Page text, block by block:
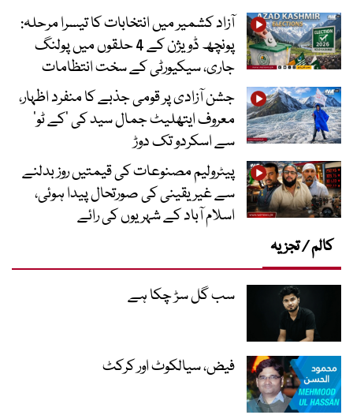
آزاد کشمیر میں انتخابات کا تیسرا مرحلہ:
پونچھ ڈویژن کے 4 حلقوں میں پولنگ
جاری، سیکیورٹی کے سخت انتظامات
جشن آزادی پر قومی جذبے کا منفرد اظہار،
معروف ایتھلیٹ جمال سید کی ’کے ٹو‘
سے اسکردو تک دوڑ
پیٹرولیم مصنوعات کی قیمتیں روز بدلنے
سے غیر یقینی کی صورتحال پیدا ہوئی،
اسلام آباد کے شہریوں کی رائے
کالم / تجزیہ
سب گل سڑ چکا ہے
فیض، سیالکوٹ اور کرکٹ